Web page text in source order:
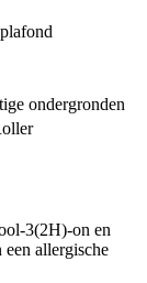
ondergronden
3(2H)-on en
allergische